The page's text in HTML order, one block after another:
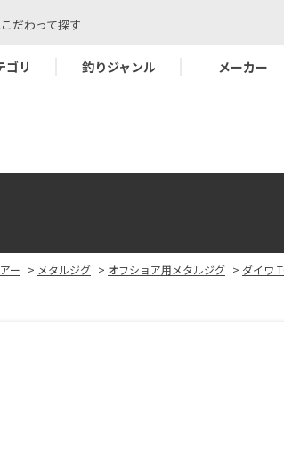
だわって探す
ゴリ 釣りジャンル メーカー
ー > メタルジグ > オフショア用メタルジグ > ダイワ